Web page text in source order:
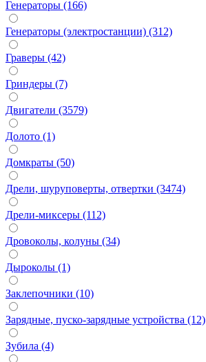
Генераторы (166)
Генераторы (электростанции) (312)
Граверы (42)
Гриндеры (7)
Двигатели (3579)
Долото (1)
Домкраты (50)
Дрели, шуруповерты, отвертки (3474)
Дрели-миксеры (112)
Дровоколы, колуны (34)
Дыроколы (1)
Заклепочники (10)
Зарядные, пуско-зарядные устройства (12)
Зубила (4)